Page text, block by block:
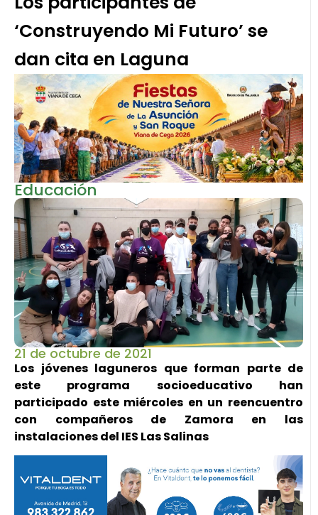
‘Construyendo Mi Futuro’ se
dan cita en Laguna
Educación
21 de octubre de 2021
Los jóvenes laguneros que forman parte de
este programa socioeducativo han
participado este miércoles en un reencuentro
con compañeros de Zamora en las
instalaciones del IES Las Salinas